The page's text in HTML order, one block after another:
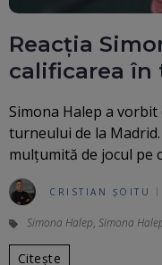
Reacția
calificarea în
Simona Halep a
turneului de la
mulțumită de jocul pe
CRISTIAN ȘOITU
Simona Halep, Simona
Citește